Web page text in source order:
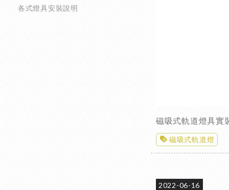
各式燈具安裝說明
磁吸式軌道燈具實
磁吸式軌道燈
2022-06-16